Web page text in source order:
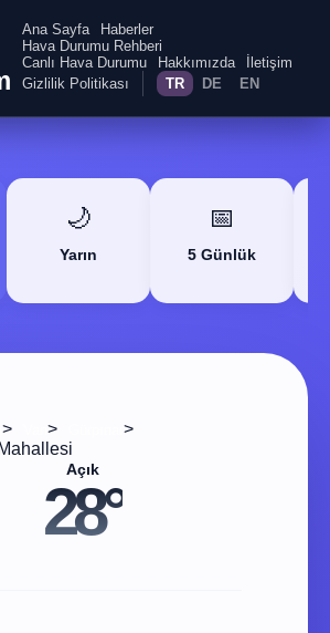
Ana Sayfa
Haberler
Hava Durumu Rehberi
Canlı Hava Durumu
Hakkımızda
İletişim
Gizlilik Politikası
TR DE EN
🌙
Yarın
📅
5 Günlük
> >
>
Açık
28°